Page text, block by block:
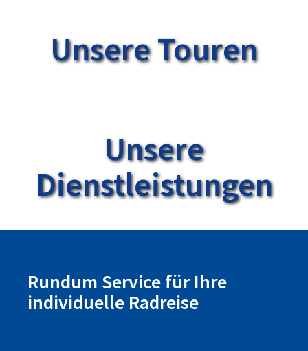
Unsere Touren
Unsere
Dienstleistungen
Rundum Service für Ihre
individuelle Radreise